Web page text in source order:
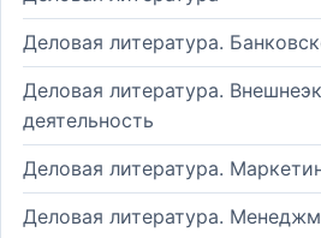
Деловая литература.
Деловая литература.
деятельность
Деловая литература.
Деловая литература.